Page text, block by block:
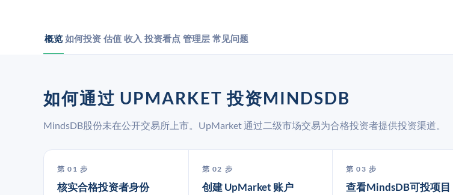
概览 如何投资 估值 收入 投资看点 管理层 常见问题
如何通过 UPMARKET 投资MINDSDB
MindsDB股份未在公开交易所上市。UpMarket 通过二级市场交易为合格投资者提供投资渠道。
第 01 步
核实合格投资者身份
第 02 步
创建 UpMarket 账户
第 03 步
查看MindsDB可投项目